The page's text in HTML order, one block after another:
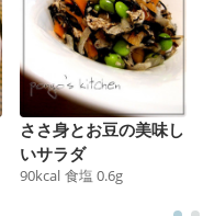
ささ身とお豆の美味し
いサラダ
90kcal 食塩 0.6g